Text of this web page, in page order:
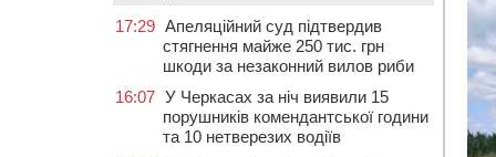
17:29 Апеляційний суд підтвердив
стягнення майже 250 тис. грн
шкоди за незаконний вилов риби
16:07 У Черкасах за ніч виявили 15
порушників комендантської години
та 10 нетверезих водіїв